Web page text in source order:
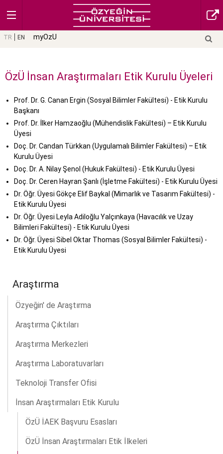
TR EN myOzU
ÖzÜ İnsan Araştırmaları Etik Kurulu Üyeleri
Prof. Dr. G. Canan Ergin (Sosyal Bilimler Fakültesi) - Etik Kurulu
Başkanı
Prof. Dr. İlker Hamzaoğlu (Mühendislik Fakültesi) – Etik Kurulu
Üyesi
Doç. Dr. Candan Türkkan (Uygulamalı Bilimler Fakültesi) – Etik
Kurulu Üyesi
Doç. Dr. A. Nilay Şenol (Hukuk Fakültesi) - Etik Kurulu Üyesi
Doç. Dr. Ceren Hayran Şanlı (İşletme Fakültesi) - Etik Kurulu Üyesi
Dr. Öğr. Üyesi Gökçe Elif Baykal (Mimarlık ve Tasarım Fakültesi) -
Etik Kurulu Üyesi
Dr. Öğr. Üyesi Leyla Adiloğlu Yalçınkaya (Havacılık ve Uzay
Bilimleri Fakültesi) - Etik Kurulu Üyesi
Dr. Öğr. Üyesi Sibel Oktar Thomas (Sosyal Bilimler Fakültesi) -
Etik Kurulu Üyesi
Araştırma
Özyeğin' de Araştırma
Araştırma Çıktıları
Araştırma Merkezleri
Araştırma Laboratuvarları
Teknoloji Transfer Ofisi
İnsan Araştırmaları Etik Kurulu
ÖzÜ İAEK Başvuru Esasları
ÖzÜ İnsan Araştırmaları Etik İlkeleri